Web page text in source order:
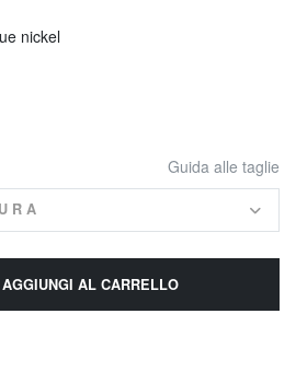
nickel
Guida alle taglie
AGGIUNGI AL CARRELLO